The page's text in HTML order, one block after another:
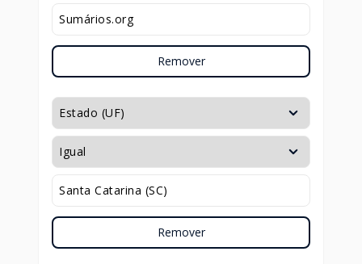
Remover
Remover